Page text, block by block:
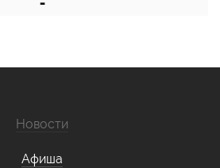
Новости
Афиша